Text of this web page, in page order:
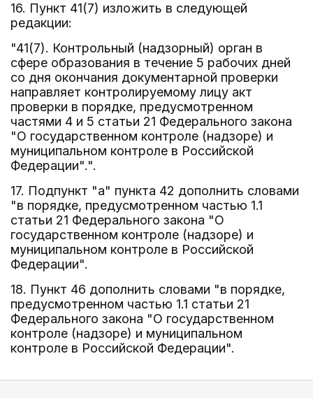
16. Пункт 41(7) изложить в следующей
редакции:
"41(7). Контрольный (надзорный) орган в
сфере образования в течение 5 рабочих дней
со дня окончания документарной проверки
направляет контролируемому лицу акт
проверки в порядке, предусмотренном
частями 4 и 5 статьи 21 Федерального закона
"О государственном контроле (надзоре) и
муниципальном контроле в Российской
Федерации".".
17. Подпункт "а" пункта 42 дополнить словами
"в порядке, предусмотренном частью 1.1
статьи 21 Федерального закона "О
государственном контроле (надзоре) и
муниципальном контроле в Российской
Федерации".
18. Пункт 46 дополнить словами "в порядке,
предусмотренном частью 1.1 статьи 21
Федерального закона "О государственном
контроле (надзоре) и муниципальном
контроле в Российской Федерации".